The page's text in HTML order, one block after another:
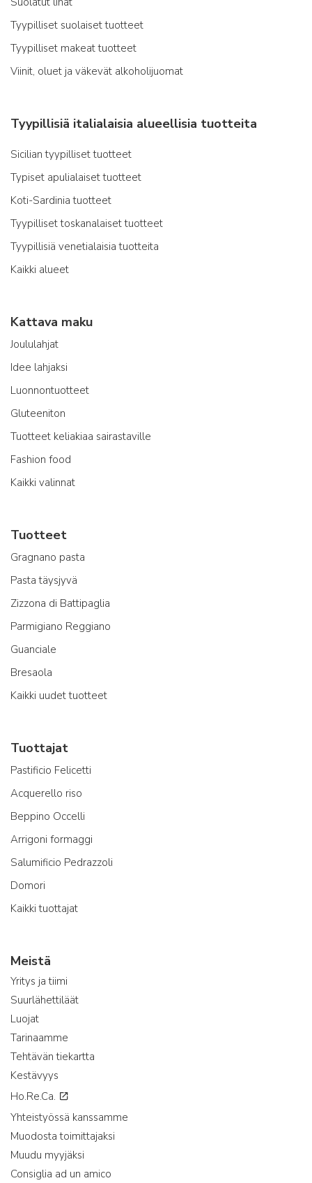
Tyypilliset suolaiset tuotteet
Tyypilliset makeat tuotteet
Viinit, oluet ja väkevät alkoholijuomat
Tyypillisiä italialaisia alueellisia tuotteita
Sicilian tyypilliset tuotteet
Typiset apulialaiset tuotteet
Koti-Sardinia tuotteet
Tyypilliset toskanalaiset tuotteet
Tyypillisiä venetialaisia tuotteita
Kaikki alueet
Kattava maku
Joululahjat
Idee lahjaksi
Luonnontuotteet
Gluteeniton
Tuotteet keliakiaa sairastaville
Fashion food
Kaikki valinnat
Tuotteet
Gragnano pasta
Pasta täysjyvä
Zizzona di Battipaglia
Parmigiano Reggiano
Guanciale
Bresaola
Kaikki uudet tuotteet
Tuottajat
Pastificio Felicetti
Acquerello riso
Beppino Occelli
Arrigoni formaggi
Salumificio Pedrazzoli
Domori
Kaikki tuottajat
Meistä
Yritys ja tiimi
Suurlähettiläät
Luojat
Tarinaamme
Tehtävän tiekartta
Kestävyys
Ho.Re.Ca.
Yhteistyössä kanssamme
Muodosta toimittajaksi
Muudu myyjäksi
Consiglia ad un amico